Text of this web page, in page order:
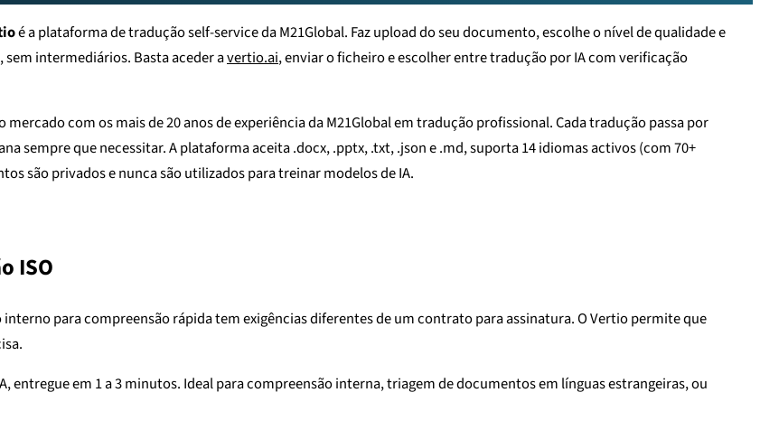
é a plataforma de tradução self-service da M21Global. Faz upload do seu documento, escolhe o nível de qualidade e
intermediários. Basta aceder avertio.ai, enviar o ficheiro e escolher entre tradução por IA com verificação
com os mais de 20 anos de experiência da M21Global em tradução profissional. Cada tradução passa por
sempre que necessitar. A plataforma aceita .docx, .pptx, .txt, .json e .md, suporta 14 idiomas activos (com 70+
são privados e nunca são utilizados para treinar modelos de IA.
ISO
para compreensão rápida tem exigências diferentes de um contrato para assinatura. O Vertio permite que
entregue em 1 a 3 minutos. Ideal para compreensão interna, triagem de documentos em línguas estrangeiras, ou